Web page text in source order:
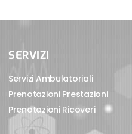
SERVIZI
Servizi Ambulatoriali
Prenotazioni Prestazioni
Prenotazioni Ricoveri